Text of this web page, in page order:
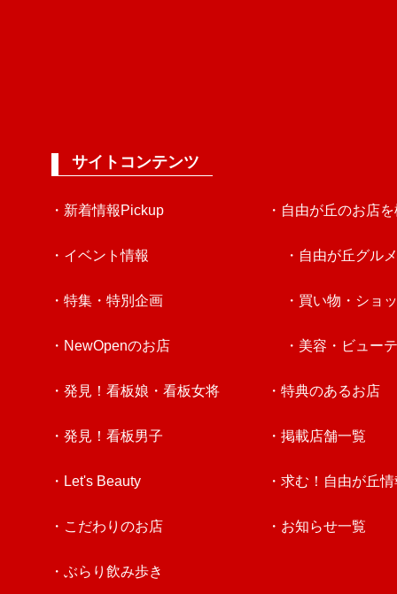
サイトコンテンツ
・新着情報Pickup
・イベント情報
・特集・特別企画
・NewOpenのお店
・発見！看板娘・看板女将
・発見！看板男子
・Let's Beauty
・こだわりのお店
・ぶらり飲み歩き
・自由が丘のお店
・自由が丘グルメ
・買い物・ショ
・美容・ビュー
・特典のあるお店
・掲載店舗一覧
・求む！自由が丘
・お知らせ一覧